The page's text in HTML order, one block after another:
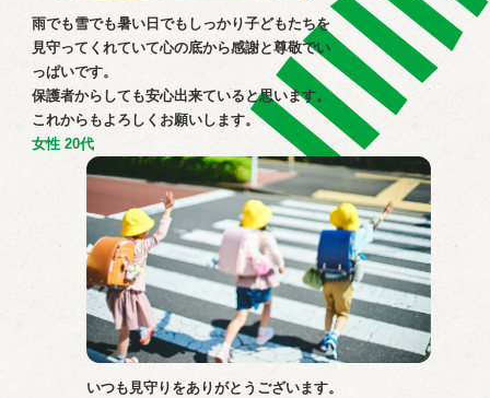
⾬でも雪でも暑い⽇でもしっかり⼦どもたちを
⾒守ってくれていて⼼の底から感謝と尊敬でい
っぱいです。
保護者からしても安⼼出来ていると思います。
これからもよろしくお願いします。
女性 20代
いつも⾒守りをありがとうございます。